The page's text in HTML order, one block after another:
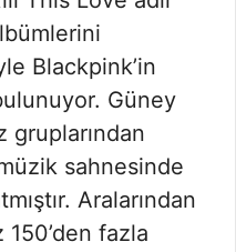
Blackpink’in
Güney
gruplarından
sahnesinde
Aralarından
fazla